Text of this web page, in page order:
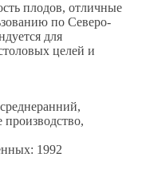
плодов, отличные
по Северо-
для
целей и
1992